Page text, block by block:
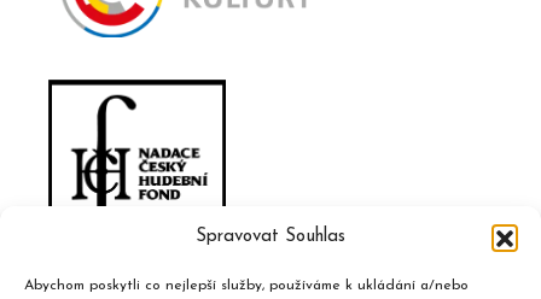
Spravovat Souhlas
Abychom poskytli co nejlepší služby, používáme k ukládání a/nebo